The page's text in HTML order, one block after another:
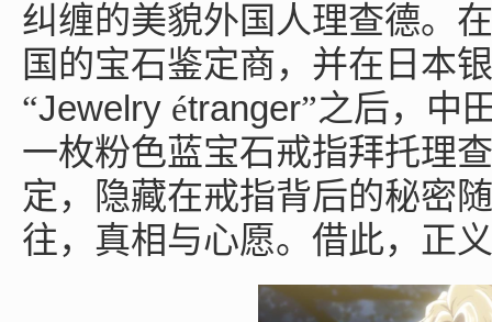
纠缠的美貌外国人理查德。
国的宝石鉴定商，并在日本
“Jewelry étranger”之后，中
一枚粉色蓝宝石戒指拜托理
定，隐藏在戒指背后的秘密
往，真相与心愿。借此，正